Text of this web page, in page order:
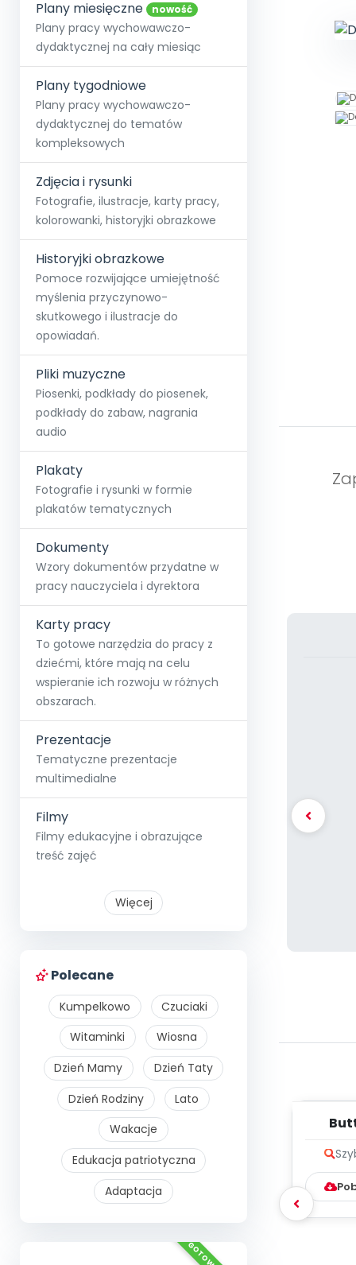
Społeczność
+48 12 631 04 10
kontakt@blizejprzedszkola.pl
O miesięczniku
Strona główna
O Akademii
Akademia
Poznaj pakiet MAX
Testuj przez 7 dni
Pakiet
Pełen
Wszystkie projekty
Skontaktuj się
Dodaj wpis
Plany miesięczne nowość
Plany pracy wychowawczo-
dydaktycznej na cały miesiąc
Plany tygodniowe
Plany pracy wychowawczo-
dydaktycznej do tematów
kompleksowych
Zdjęcia i rysunki
Fotografie, ilustracje, karty pracy,
kolorowanki, historyjki obrazkowe
Historyjki obrazkowe
Pomoce rozwijające umiejętność
myślenia przyczynowo-
skutkowego i ilustracje do
opowiadań.
Pliki muzyczne
Piosenki, podkłady do piosenek,
podkłady do zabaw, nagrania
audio
Plakaty
Fotografie i rysunki w formie
plakatów tematycznych
Dokumenty
Wzory dokumentów przydatne w
pracy nauczyciela i dyrektora
Karty pracy
To gotowe narzędzia do pracy z
dziećmi, które mają na celu
wspieranie ich rozwoju w różnych
obszarach.
Prezentacje
Tematyczne prezentacje
multimedialne
Filmy
Filmy edukacyjne i obrazujące
treść zajęć
Więcej
Polecane
Kumpelkowo
Czuciaki
Witaminki
Wiosna
Dzień Mamy
Dzień Taty
Dzień Rodziny
Lato
Wakacje
Edukacja patriotyczna
Adaptacja